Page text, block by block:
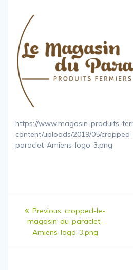
https://www.magasin-produits-
content/uploads/2019/05/
paraclet-Amiens-logo-3.png
Navigation
l’article
Previous: Previous
post:
cropped-le-
magasin-du-paraclet-
Amiens-logo-3.png